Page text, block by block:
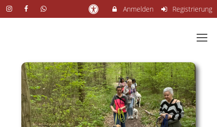
Anmelden Registrierung